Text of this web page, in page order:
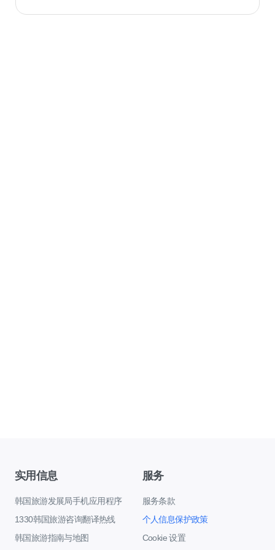
实用信息
韩国旅游发展局手机应用程序
1330韩国旅游咨询翻译热线
韩国旅游指南与地图
服务
服务条款
个人信息保护政策
Cookie 设置